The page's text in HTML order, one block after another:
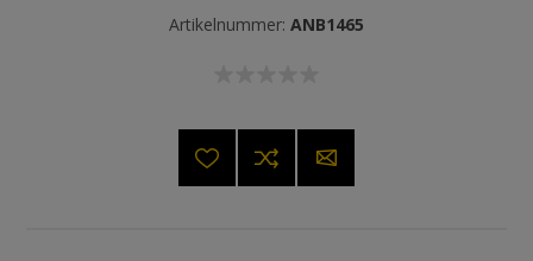
Artikelnummer: ANB1465